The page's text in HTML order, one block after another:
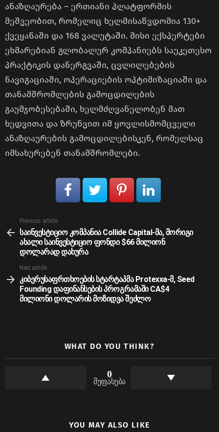
ანაზღაურება – ერთიანი პლატფორმის
მეშვეობით, რომელიც ხელმისაწვდომია 130+
ქვეყანაში და 168 ვალუტაში. მისი ექსპერტები
ეხმარებიან გლობალურ კომპანიებს საუკეთესო
პრაქტიკის დანერგვაში, ცვლილებების
ნავიგაციაში, ოპერაციების ოპტიმიზაციაში და
თანამშრომლების გამოცდილების
გაუმჯობესებაში, ხელმძღვანელობენ მათ
ხედვითა და ზრუნვით იმ ყოვლისმომცველი
ანაზღაურების გამოცდილებისკენ, რომელსაც
იმსახურებენ თანამშრომლები.
more
Previous article
საინვესტიციო კომპანია Collide Capital-მა, მორიგი
ახალი საინვესტიციო ფონდი $66 მილიონ
დოლარად დახურა
Next article
კიბერუსაფრთხოების სტარტაპმა Protexxa-მ, Seed
Founding დაფინანსების პროგრამაში CA$4
მილიონი დოლარის მოზიდვა შეძლო
WHAT DO YOU THINK?
0
შეფასება
YOU MAY ALSO LIKE